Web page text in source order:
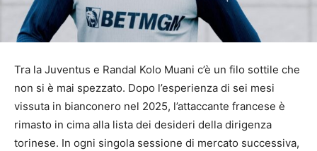
Tra la Juventus e Randal Kolo Muani c’è un filo sottile che
non si è mai spezzato. Dopo l’esperienza di sei mesi
vissuta in bianconero nel 2025, l’attaccante francese è
rimasto in cima alla lista dei desideri della dirigenza
torinese. In ogni singola sessione di mercato successiva,